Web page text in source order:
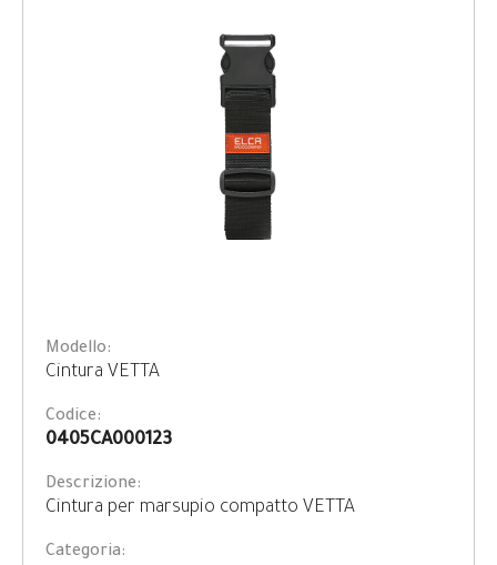
Modello:
Cintura VETTA
Codice:
0405CA000123
Descrizione:
Cintura per marsupio compatto VETTA
Categoria: